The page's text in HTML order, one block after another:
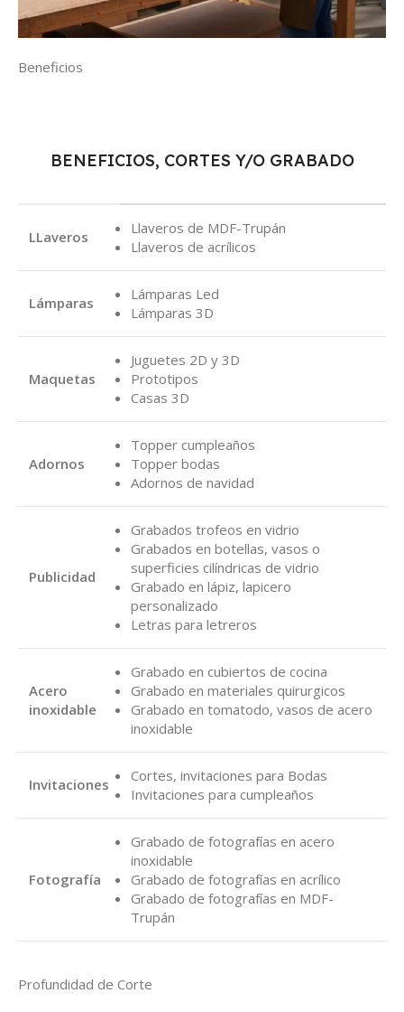
Beneficios
BENEFICIOS, CORTES Y/O GRABADO
LLaveros
Llaveros de MDF-Trupán
Llaveros de acrílicos
Lámparas
Lámparas Led
Lámparas 3D
Maquetas
Juguetes 2D y 3D
Prototipos
Casas 3D
Adornos
Topper cumpleaños
Topper bodas
Adornos de navidad
Publicidad
Grabados trofeos en vidrio
Grabados en botellas, vasos o
superficies cilíndricas de vidrio
Grabado en lápiz, lapicero
personalizado
Letras para letreros
Acero
inoxidable
Grabado en cubiertos de cocina
Grabado en materiales quirurgicos
Grabado en tomatodo, vasos de acero
inoxidable
Invitaciones
Cortes, invitaciones para Bodas
Invitaciones para cumpleaños
Fotografía
Grabado de fotografías en acero
inoxidable
Grabado de fotografías en acrílico
Grabado de fotografías en MDF-
Trupán
Profundidad de Corte